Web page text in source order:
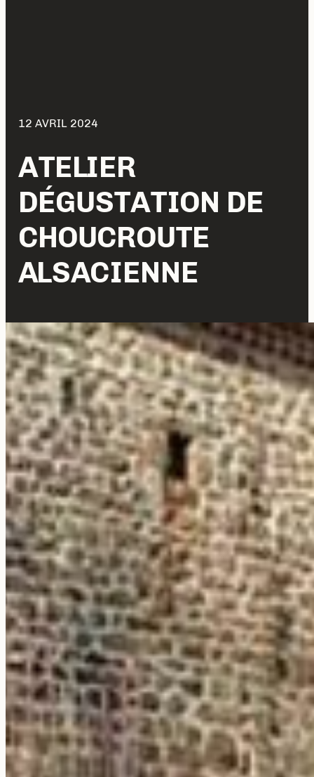
12 AVRIL 2024
ATELIER
DÉGUSTATION DE
CHOUCROUTE
ALSACIENNE